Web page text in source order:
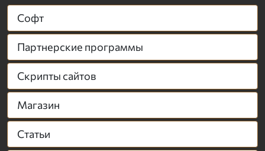
Софт
Партнерские программы
Скрипты сайтов
Магазин
Статьи